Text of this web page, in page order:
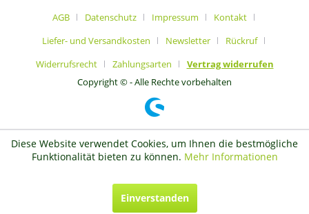
AGB Datenschutz Impressum
Kontakt
Liefer- und Versandkosten
Newsletter
Rückruf
Widerrufsrecht
Zahlungsarten
Vertrag widerrufen
Copyright © - Alle Rechte vorbehalten
Diese Website verwendet Cookies, um Ihnen die bestmögliche
Funktionalität bieten zu können. Mehr Informationen
Einverstanden